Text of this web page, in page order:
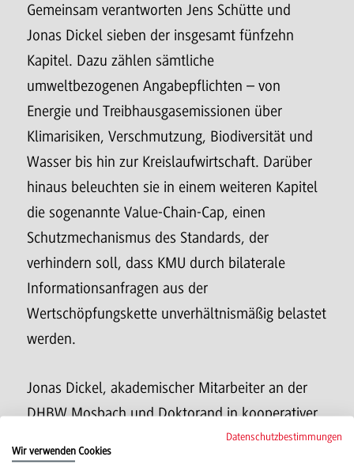
Gemeinsam verantworten Jens Schütte und
Jonas Dickel sieben der insgesamt fünfzehn
Kapitel. Dazu zählen sämtliche
umweltbezogenen Angabepflichten – von
Energie und Treibhausgasemissionen über
Klimarisiken, Verschmutzung, Biodiversität und
Wasser bis hin zur Kreislaufwirtschaft. Darüber
hinaus beleuchten sie in einem weiteren Kapitel
die sogenannte Value-Chain-Cap, einen
Schutzmechanismus des Standards, der
verhindern soll, dass KMU durch bilaterale
Informationsanfragen aus der
Wertschöpfungskette unverhältnismäßig belastet
werden.
Jonas Dickel, akademischer Mitarbeiter an der
DHBW Mosbach und Doktorand in kooperativer
Promotion mit der Universität Bremen, bringt
Datenschutzbestimmungen
Wir verwenden Cookies